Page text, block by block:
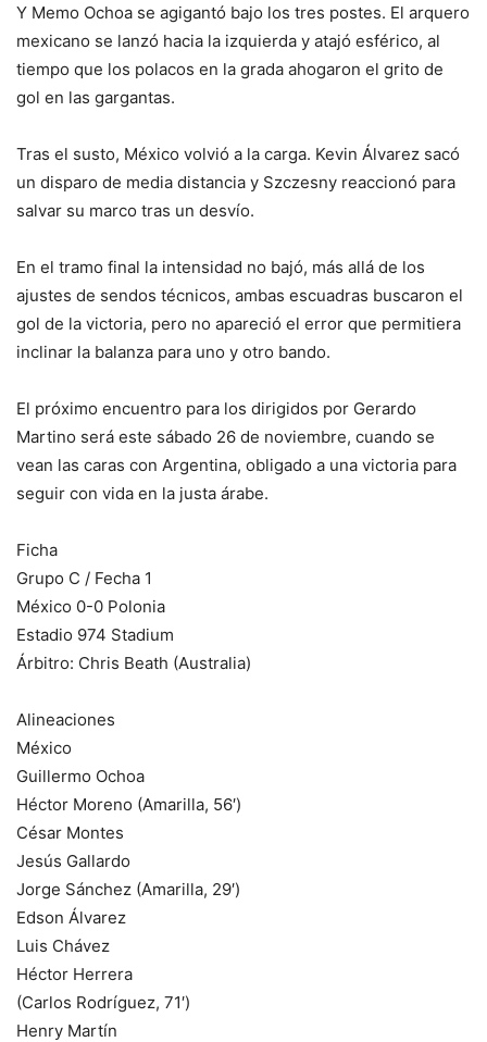
Y Memo Ochoa se agigantó bajo los tres postes. El arquero
mexicano se lanzó hacia la izquierda y atajó esférico, al
tiempo que los polacos en la grada ahogaron el grito de
gol en las gargantas.
Tras el susto, México volvió a la carga. Kevin Álvarez sacó
un disparo de media distancia y Szczesny reaccionó para
salvar su marco tras un desvío.
En el tramo final la intensidad no bajó, más allá de los
ajustes de sendos técnicos, ambas escuadras buscaron el
gol de la victoria, pero no apareció el error que permitiera
inclinar la balanza para uno y otro bando.
El próximo encuentro para los dirigidos por Gerardo
Martino será este sábado 26 de noviembre, cuando se
vean las caras con Argentina, obligado a una victoria para
seguir con vida en la justa árabe.
Ficha
Grupo C / Fecha 1
México 0-0 Polonia
Estadio 974 Stadium
Árbitro: Chris Beath (Australia)
Alineaciones
México
Guillermo Ochoa
Héctor Moreno (Amarilla, 56′)
César Montes
Jesús Gallardo
Jorge Sánchez (Amarilla, 29′)
Edson Álvarez
Luis Chávez
Héctor Herrera
(Carlos Rodríguez, 71′)
Henry Martín